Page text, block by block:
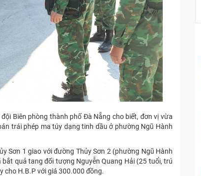
Biên phòng thành phố Đà Nẵng cho biết, đơn vị vừa
trái phép ma túy dạng tinh dầu ở phường Ngũ Hành
Sơn 1 giao với đường Thủy Sơn 2 (phường Ngũ Hành
quả tang đối tượng Nguyễn Quang Hải (25 tuổi, trú
cho H.B.P với giá 300.000 đồng.